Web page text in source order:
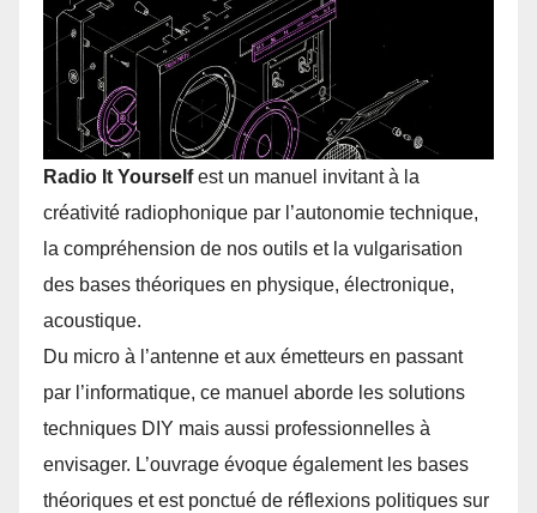
Radio It Yourselfest un manuel invitant à la
créativité radiophonique par l’autonomie technique,
la compréhension de nos outils et la vulgarisation
des bases théoriques en physique, électronique,
acoustique.
Du micro à l’antenne et aux émetteurs en passant
par l’informatique, ce manuel aborde les solutions
techniques DIY mais aussi professionnelles à
envisager. L’ouvrage évoque également les bases
théoriques et est ponctué de réflexions politiques sur